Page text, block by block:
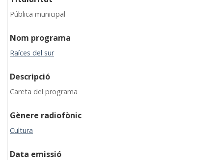
Pública municipal
Nom programa
Raíces del sur
Descripció
Careta del programa
Gènere radiofònic
Cultura
Data emissió